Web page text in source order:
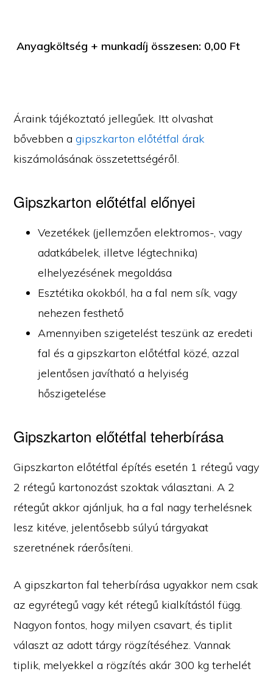
Anyagköltség + munkadíj összesen: 0,00 Ft
Áraink tájékoztató jellegűek. Itt olvashat
bővebben agipszkarton előtétfal árak
kiszámolásának összetettségéről.
Gipszkarton előtétfal előnyei
Vezetékek (jellemzően elektromos-, vagy
adatkábelek, illetve légtechnika)
elhelyezésének megoldása
Esztétika okokból, ha a fal nem sík, vagy
nehezen festhető
Amennyiben szigetelést teszünk az eredeti
fal és a gipszkarton előtétfal közé, azzal
jelentősen javítható a helyiség
hőszigetelése
Gipszkarton előtétfal teherbírása
Gipszkarton előtétfal építés esetén 1 rétegű vagy
2 rétegű kartonozást szoktak választani. A 2
rétegűt akkor ajánljuk, ha a fal nagy terhelésnek
lesz kitéve, jelentősebb súlyú tárgyakat
szeretnének ráerősíteni.
A gipszkarton fal teherbírása ugyakkor nem csak
az egyrétegű vagy két rétegű kialkítástól függ.
Nagyon fontos, hogy milyen csavart, és tiplit
választ az adott tárgy rögzítéséhez. Vannak
tiplik, melyekkel a rögzítés akár 300 kg terhelét